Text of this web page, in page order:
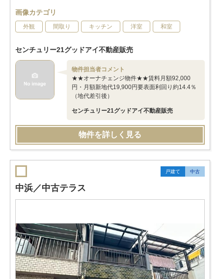
画像カテゴリ
外観 間取り キッチン 洋室 和室
センチュリー21グッドアイ不動産販売
物件担当者コメント
★★オーナチェンジ物件★★賃料月額92,000
円・月額新地代19,900円要表面利回り約14.4％
（地代差引後）
センチュリー21グッドアイ不動産販売
物件を詳しく見る
戸建て 中古
中浜／中古テラス